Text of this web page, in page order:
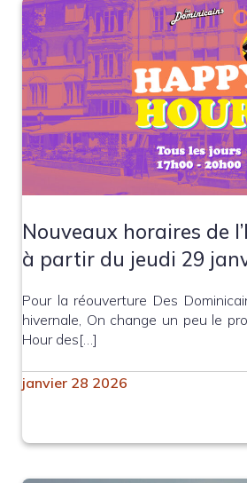
Nouveaux horaires de
à partir du jeudi 29
Pour la réouverture Des
hivernale, On change un peu le
Hour des[…]
janvier 28 2026